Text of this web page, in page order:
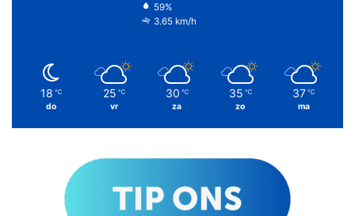
59%
3.65 km/h
18 ℃
do
25 ℃
vr
30 ℃
za
35 ℃
zo
37 ℃
ma